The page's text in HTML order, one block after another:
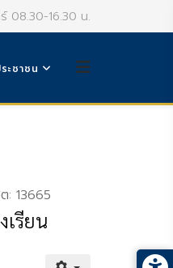
08.30-16.30 น.
ะชาชน
: 13665
เรียน